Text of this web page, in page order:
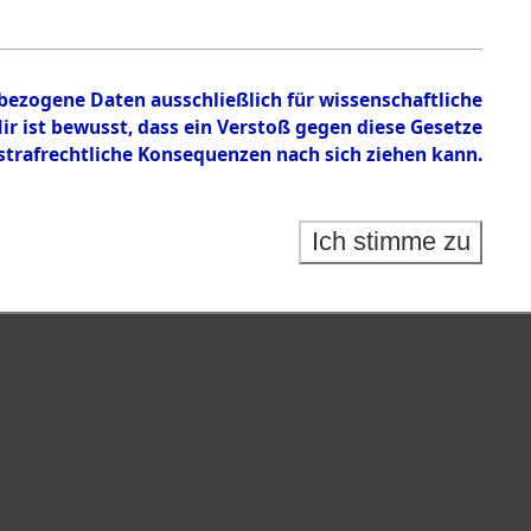
Daten ausschließlich für wissenschaftliche
bewusst, dass ein Verstoß gegen diese Gesetze
Konsequenzen nach sich ziehen kann.
Ich stimme zu